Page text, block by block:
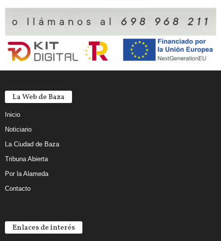
La Web de Baza
Inicio
Noticiario
La Ciudad de Baza
Tribuna Abierta
Por la Alameda
Contacto
Enlaces de interés